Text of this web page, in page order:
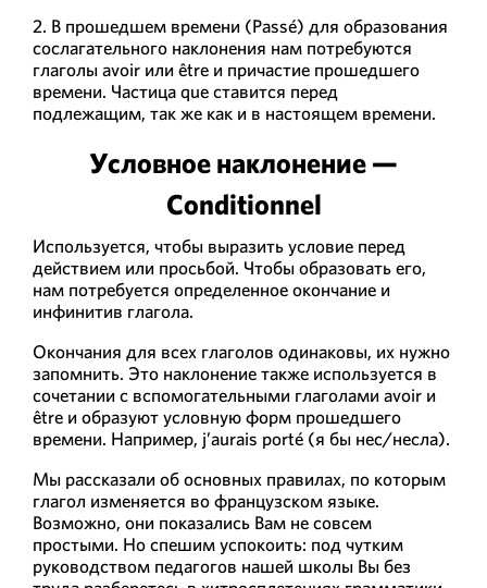
2. В прошедшем времени (Passé) для образования
сослагательного наклонения нам потребуются
глаголы avoir или être и причастие прошедшего
времени. Частица que ставится перед
подлежащим, так же как и в настоящем времени.
Условное наклонение —
Conditionnel
Используется, чтобы выразить условие перед
действием или просьбой. Чтобы образовать его,
нам потребуется определенное окончание и
инфинитив глагола.
Окончания для всех глаголов одинаковы, их нужно
запомнить. Это наклонение также используется в
сочетании с вспомогательными глаголами avoir и
être и образуют условную форм прошедшего
времени. Например, j’aurais porté (я бы нес/несла).
Мы рассказали об основных правилах, по которым
глагол изменяется во французском языке.
Возможно, они показались Вам не совсем
простыми. Но спешим успокоить: под чутким
руководством педагогов нашей школы Вы без